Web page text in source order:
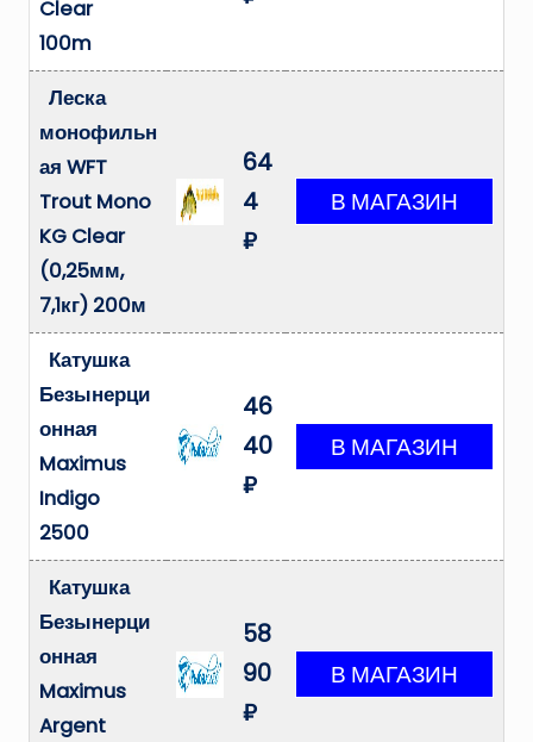
Clear
100m
Леска
монофильн
ая WFT
Trout Mono
KG Clear
(0,25мм,
7,1кг) 200м
64
4
₽
Катушка
Безынерци
онная
Maximus
Indigo
2500
46
40
₽
Катушка
Безынерци
онная
Maximus
Argent
58
90
₽